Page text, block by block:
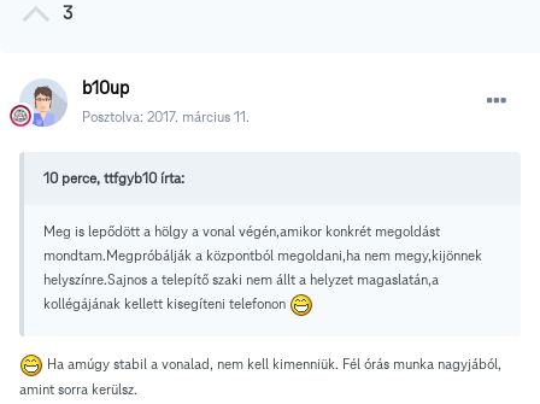
3
b10up
Posztolva: 2017. március 11.
10 perce, ttfgyb10 írta:
Meg is lepődött a hölgy a vonal végén,amikor konkrét megoldást
mondtam.Megpróbálják a központból megoldani,ha nem megy,kijönnek
helyszínre.Sajnos a telepítő szaki nem állt a helyzet magaslatán,a
kollégájának kellett kisegíteni telefonon
Ha amúgy stabil a vonalad, nem kell kimenniük. Fél órás munka nagyjából,
amint sorra kerülsz.